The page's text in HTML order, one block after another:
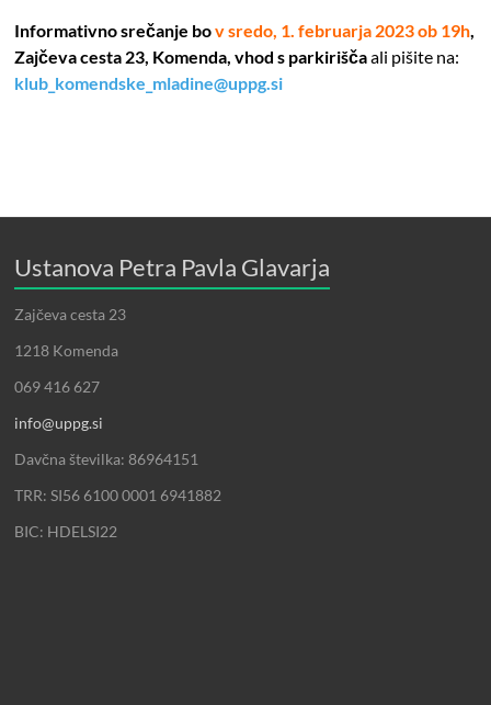
Informativno srečanje bov sredo, 1. februarja 2023 ob 19h,
Zajčeva cesta 23, Komenda, vhod s parkiriščaali pišite na:
klub_komendske_mladine@uppg.si
Ustanova Petra Pavla Glavarja
Zajčeva cesta 23
1218 Komenda
069 416 627
info@uppg.si
Davčna številka: 86964151
TRR: SI56 6100 0001 6941882
BIC: HDELSI22